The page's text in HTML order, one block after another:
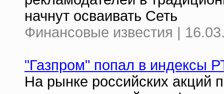
начнут осваивать Сеть
Финансовые известия |
"Газпром" попал в индексы
На рынке российских акций